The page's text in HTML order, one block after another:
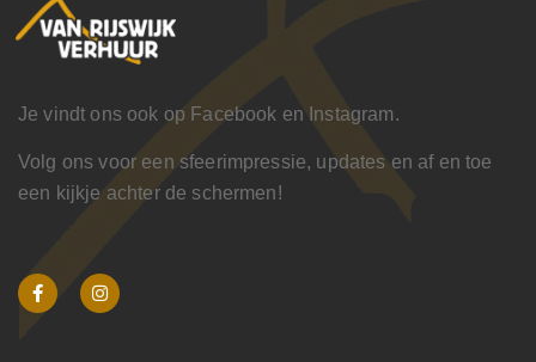
Je vindt ons ook op Facebook en Instagram.
Volg ons voor een sfeerimpressie, updates en af en toe
een kijkje achter de schermen!